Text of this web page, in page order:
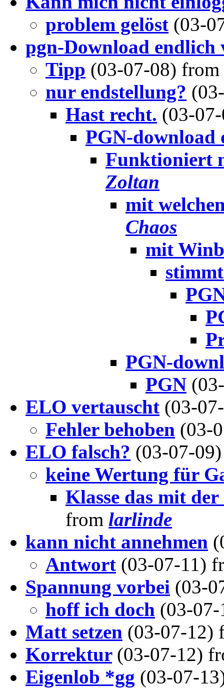
problem gelöst (03-
pgn-Download
Tipp (03-07-08) from
nur endstellung?
Hast recht. (03-
PGN-download
Funktioniert
Zoltan
mit
Chaos
mit
PGN-
PGN
ELO vertauscht (03-
Fehler behoben (03-
ELO falsch? (03-07-
keine Wertung für
Klasse das mit
from larlinde
kann nicht annehmen
Antwort (03-07-11)
Spannung vorbei (03-
hoff ich doch (03-
Matt setzen (03-07-12)
Korrektur (03-07-12)
Eigenlob *gg (03-07-